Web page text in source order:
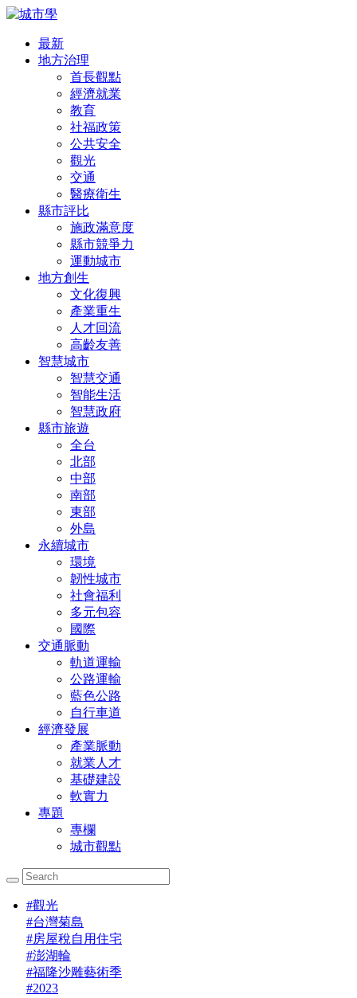
最新
地方治理
首長觀點
經濟就業
教育
社福政策
公共安全
觀光
交通
醫療衛生
縣市評比
施政滿意度
縣市競爭力
運動城市
地方創生
文化復興
產業重生
人才回流
高齡友善
智慧城市
智慧交通
智能生活
智慧政府
縣市旅遊
全台
北部
中部
南部
東部
外島
永續城市
環境
韌性城市
社會福利
多元包容
國際
交通脈動
軌道運輸
公路運輸
藍色公路
自行車道
經濟發展
產業脈動
就業人才
基礎建設
軟實力
專題
專欄
城市觀點
#觀光
#台灣菊島
#房屋稅自用住宅
#澎湖輪
#福隆沙雕藝術季
#2023